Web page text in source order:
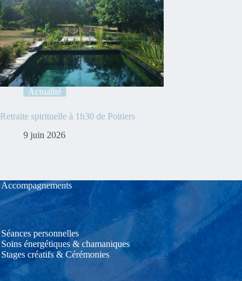
Actualité
Retraite spirituelle à 1h30 de Poitiers
9 juin 2026
Accompagnements
Séances personnelles
Soins énergétiques & chamaniques
Stages créatifs & Cérémonies